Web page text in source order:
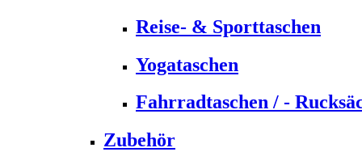
Reise- & Sporttaschen
Yogataschen
Fahrradtaschen / -
Zubehör